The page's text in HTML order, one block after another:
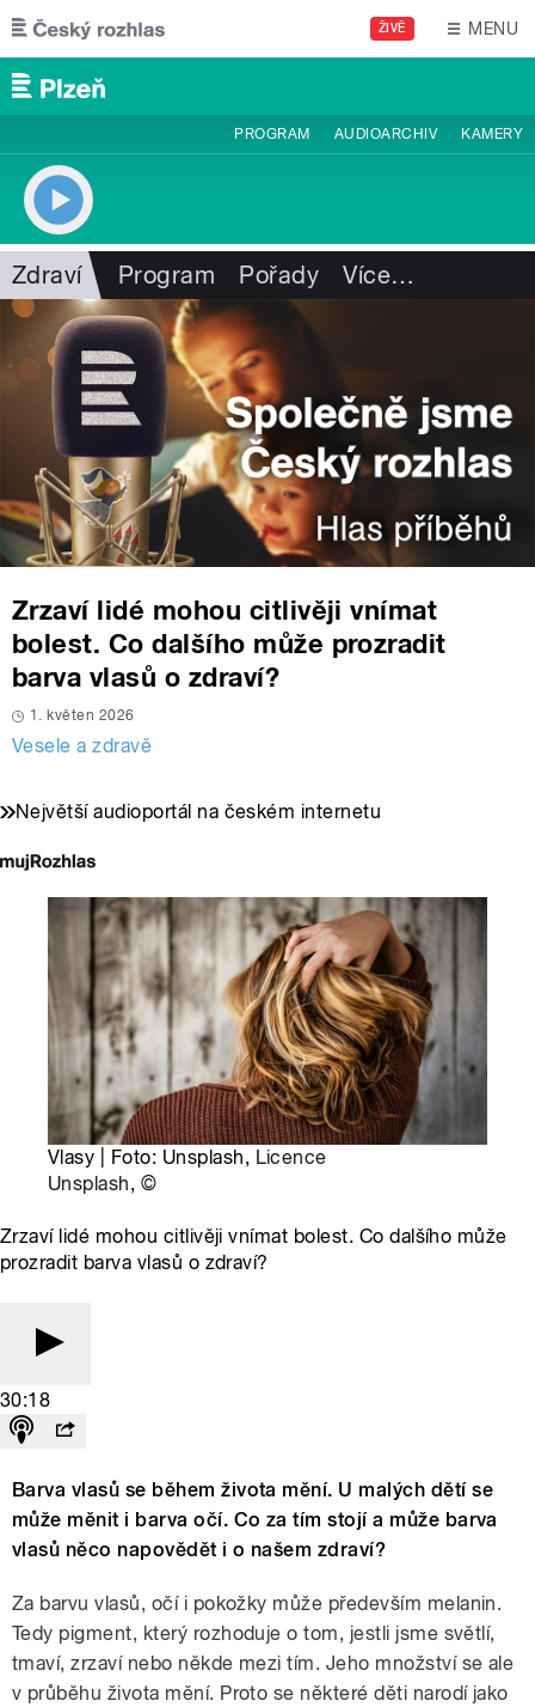
Přejít k hlavnímu obsahu
ŽIVĚ MENU
PROGRAM AUDIOARCHIV KAMERY
Zdraví Program Pořady Více…
Zrzaví lidé mohou citlivěji vnímat
bolest. Co dalšího může prozradit
barva vlasů o zdraví?
1. květen 2026
Vesele a zdravě
Největší audioportál na českém internetu
Vlasy | Foto: Unsplash, Licence
Unsplash, ©
Zrzaví lidé mohou citlivěji vnímat bolest. Co dalšího může
prozradit barva vlasů o zdraví?
30:18
Barva vlasů se během života mění. U malých dětí se
může měnit i barva očí. Co za tím stojí a může barva
vlasů něco napovědět i o našem zdraví?
Za barvu vlasů, očí i pokožky může především melanin.
Tedy pigment, který rozhoduje o tom, jestli jsme světlí,
tmaví, zrzaví nebo někde mezi tím. Jeho množství se ale
v průběhu života mění. Proto se některé děti narodí jako